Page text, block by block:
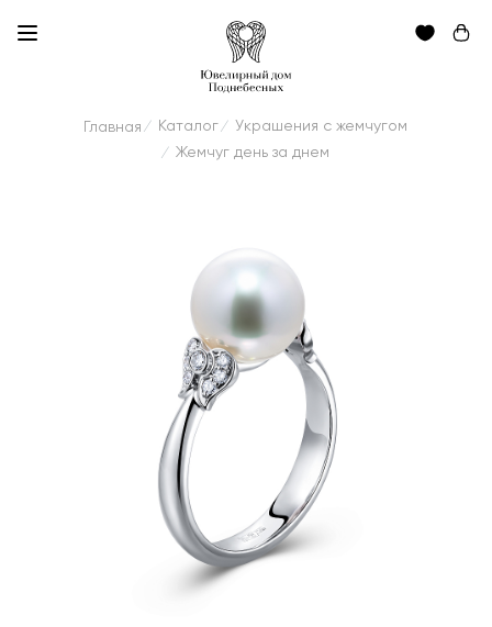
Главная / Каталог / Украшения с жемчугом
/ Жемчуг день за днем